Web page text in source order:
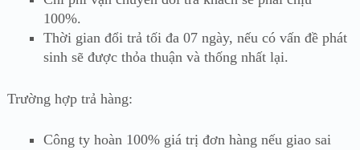
100%.
Thời gian đổi trả tối đa 07 ngày, nếu có vấn đề phát
sinh sẽ được thỏa thuận và thống nhất lại.
Trường hợp trả hàng:
Công ty hoàn 100% giá trị đơn hàng nếu giao sai